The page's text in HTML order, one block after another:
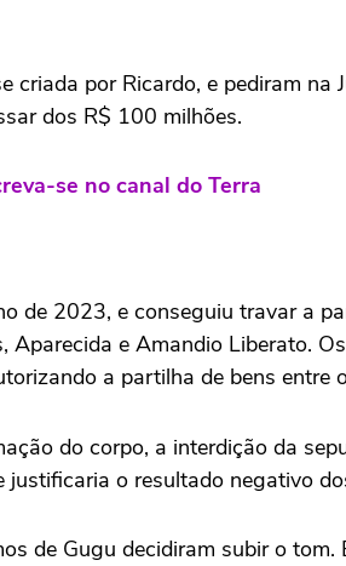
por Ricardo, e pediram
dos R$ 100 milhões.
se no canal do Terra
de 2023, e conseguiu travar a
e Amandio Liberato.
a partilha de bens
do corpo, a interdição da
o resultado negativo
de Gugu decidiram subir o